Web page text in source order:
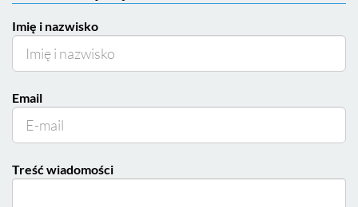
Imię i nazwisko
Email
Treść wiadomości